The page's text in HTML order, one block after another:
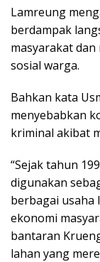
Lamreung
berdampak
masyarakat
sosial warga.
Bahkan kata
menyebabkan
kriminal akibat
“Sejak tahun
digunakan
berbagai usaha
ekonomi
bantaran
lahan yang